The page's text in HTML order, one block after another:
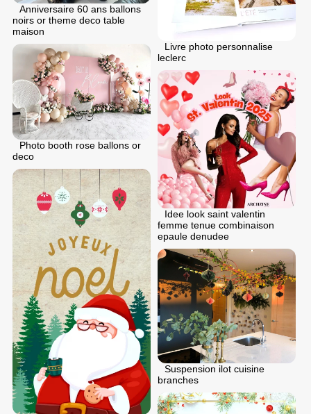
Anniversaire 60 ans ballons
noirs or theme deco table
maison
Livre photo personnalise
leclerc
Photo booth rose ballons or
deco
Idee look saint valentin
femme tenue combinaison
epaule denudee
Suspension ilot cuisine
branches